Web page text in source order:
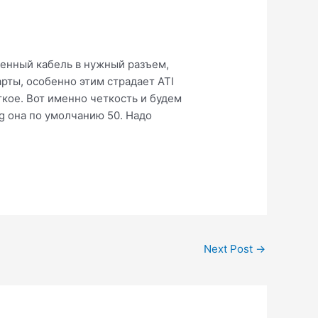
кабель в нужный разъем,
особенно этим страдает ATI
Вот именно четкость и будем
она по умолчанию 50. Надо
Next Post →